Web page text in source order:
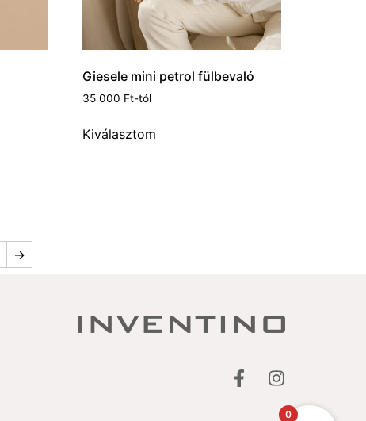
Giesele mini petrol fülbevaló
35 000 Ft-tól
Kiválasztom
→
0